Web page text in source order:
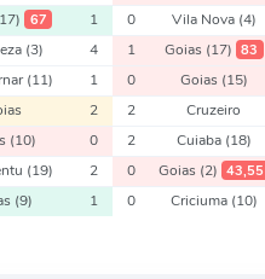
67 1 0 Vila Nova (4)
(3) 4 1 Goias (17) 83
(11) 1 0 Goias (15)
2 2 Cruzeiro
(10) 0 2 Cuiaba (18)
(19) 2 0 Goias (2) 43,55
(9) 1 0 Criciuma (10)